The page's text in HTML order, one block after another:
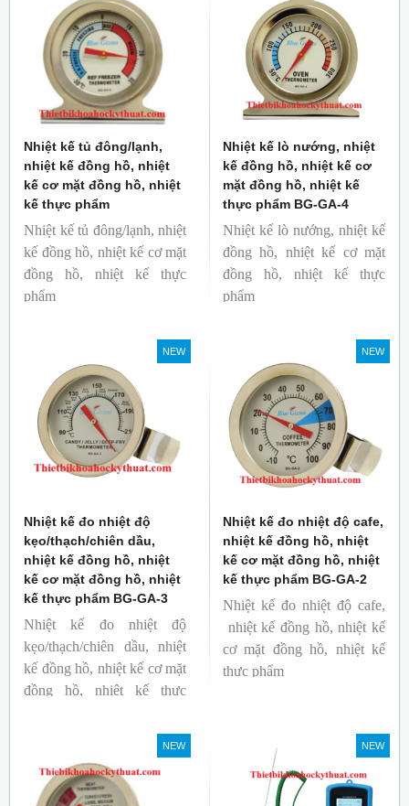
đầu sử dụng dễ dàng.
Nhiệt kế tủ đông/lạnh,
nhiệt kế đồng hồ, nhiệt
kế cơ mặt đồng hồ, nhiệt
kế thực phẩm
Nhiệt kế tủ đông/lạnh, nhiệt
kế đồng hồ, nhiệt kế cơ mặt
đồng hồ, nhiệt kế thực
phẩm
Thương hiệu: Blue Gizmo
Nhiệt kế lò nướng, nhiệt
kế đồng hồ, nhiệt kế cơ
mặt đồng hồ, nhiệt kế
thực phẩm BG-GA-4
Nhiệt kế lò nướng, nhiệt kế
đồng hồ, nhiệt kế cơ mặt
đồng hồ, nhiệt kế thực
phẩm
Thương hiệu: Blue Gizmo
NEW
Nhiệt kế đo nhiệt độ
kẹo/thạch/chiên dầu,
nhiệt kế đồng hồ, nhiệt
kế cơ mặt đồng hồ, nhiệt
kế thực phẩm BG-GA-3
Nhiệt kế đo nhiệt độ
kẹo/thạch/chiên dầu, nhiệt
kế đồng hồ, nhiệt kế cơ mặt
đồng hồ, nhiệt kế thực
Thương hiệu: Blue Gizmo
NEW
Nhiệt kế đo nhiệt độ cafe,
nhiệt kế đồng hồ, nhiệt
kế cơ mặt đồng hồ, nhiệt
kế thực phẩm BG-GA-2
Nhiệt kế đo nhiệt độ cafe,
nhiệt kế đồng hồ, nhiệt kế
cơ mặt đồng hồ, nhiệt kế
thực phẩm
NEW NEW